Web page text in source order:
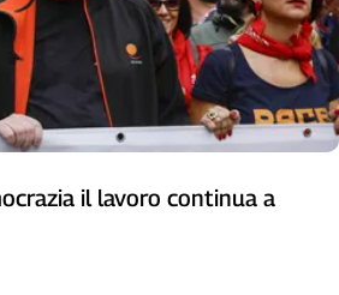
il lavoro continua a